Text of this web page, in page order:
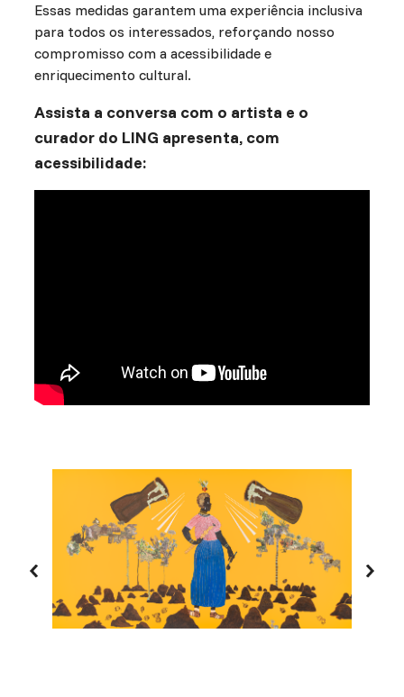
Essas medidas garantem uma experiência inclusiva
para todos os interessados, reforçando nosso
compromisso com a acessibilidade e
enriquecimento cultural.
Assista a conversa com o artista e o
curador do LING apresenta, com
acessibilidade: